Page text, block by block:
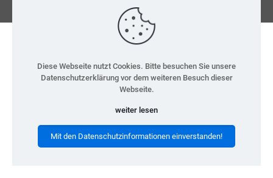
Diese Webseite nutzt Cookies. Bitte besuchen Sie unsere
Datenschutzerklärung vor dem weiteren Besuch dieser
Webseite.
weiter lesen
Mit den Datenschutzinformationen einverstanden!